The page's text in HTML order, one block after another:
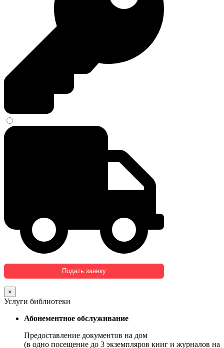
×
Услуги библиотеки
Абонементное обслуживание
Предоставление документов на дом
(в одно посещение до 3 экземпляров книг и журналов на